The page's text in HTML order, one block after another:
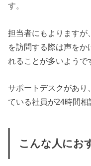
す。
担当者にもよりますが
を訪問する際は声をか
れることが多いようで
サポートデスクがあり
ている社員が24時間相
こんな人にお